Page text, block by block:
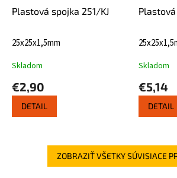
Plastová spojka 251/KJ
25x25x1,5mm
Skladom
€2,90
DETAIL
Skladom
€5,14
DETAIL
ZOBRAZIŤ VŠETKY SÚVISIACE